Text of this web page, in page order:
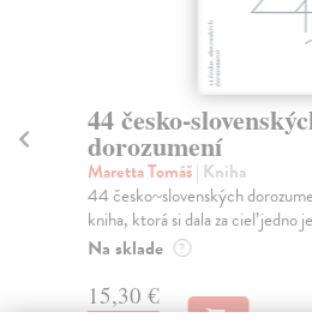
44 česko-slovenských
dorozumení
Maretta Tomáš| Kniha
44 česko~slovenských
kniha, ktorá si dala za cieľ jedno
Na sklade ?
15,30 €